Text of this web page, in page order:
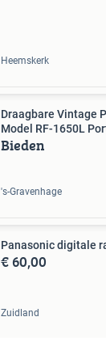
Heemskerk
Draagbare Vintage
Model RF-1650L
Bieden
's-Gravenhage
Panasonic digitale
€ 60,00
Zuidland